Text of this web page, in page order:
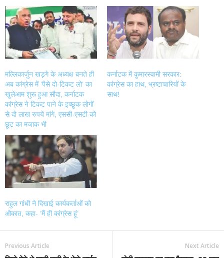
Twitter
(Opens
in
new
window)
Facebook
(Opens
in
new
window)
LinkedIn
(Opens
in
new
window)
WhatsApp
(Opens
new
window)
मल्लिकार्जुन खड़गे के अध्यक्ष बनते ही
अब कांग्रेस में ‘पैसे दो-टिकट लो’ का
खुलेआम शुरू हुआ सौदा, कर्नाटक
कांग्रेस ने टिकट पाने के इच्छुक लोगों
से दो लाख रुपये मांगे, एससी-एसटी को
छूट का मजाक भी
कर्नाटक में कुमारस्वामी सरकार:
कांग्रेस का हाथ, भ्रष्टाचारियों के
साथ!
राहुल गांधी ने दिखाई कार्यकर्ताओं को
औकात, कहा- ‘मैं ही कांग्रेस हूं’
Previous Article Next Article